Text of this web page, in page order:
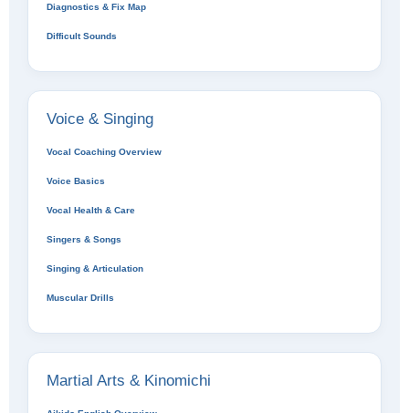
Diagnostics & Fix Map
Difficult Sounds
Voice & Singing
Vocal Coaching Overview
Voice Basics
Vocal Health & Care
Singers & Songs
Singing & Articulation
Muscular Drills
Martial Arts & Kinomichi